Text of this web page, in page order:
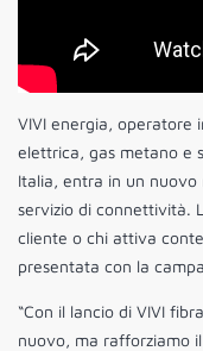
VIVI energia, operatore
elettrica, gas metano e
Italia, entra in un nuovo
servizio di connettività.
cliente o chi attiva
presentata con la
“Con il lancio di VIVI
nuovo, ma rafforziamo